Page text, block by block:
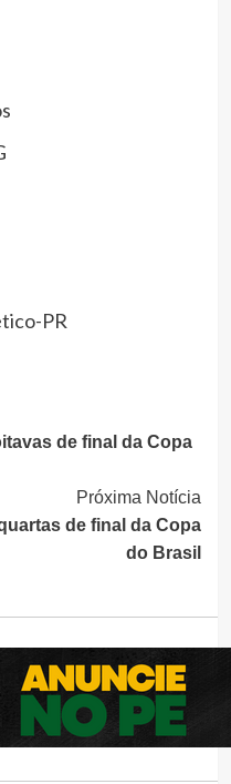
PR
de final da Copa
Próxima Notícia
de final da Copa
do Brasil